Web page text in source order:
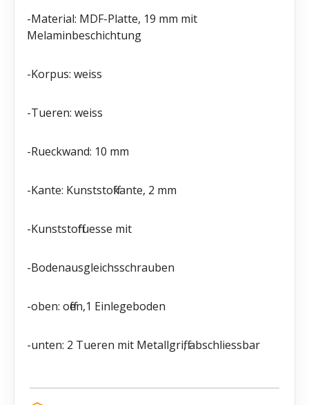
-Material: MDF-Platte, 19 mm mit
Melaminbeschichtung
-Korpus: weiss
-Tueren: weiss
-Rueckwand: 10 mm
-Kante: Kunststoffkante, 2 mm
-Kunststofffuesse mit
-Bodenausgleichsschrauben
-oben: offen,1 Einlegeboden
-unten: 2 Tueren mit Metallgriff, abschliessbar